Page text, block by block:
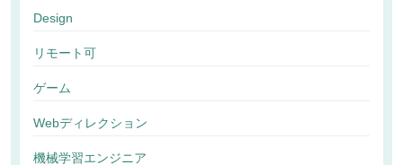
Design
リモート可
ゲーム
Webディレクション
機械学習エンジニア